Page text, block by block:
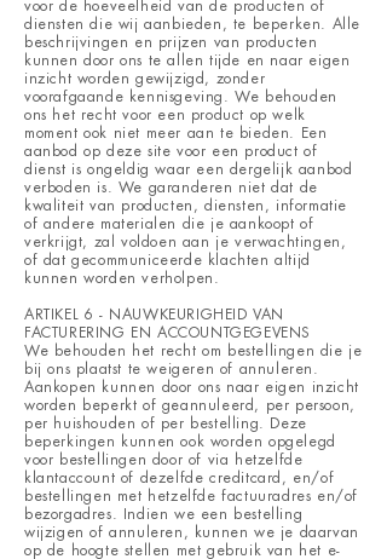
voor de hoeveelheid van de producten of
diensten die wij aanbieden, te beperken. Alle
beschrijvingen en prijzen van producten
kunnen door ons te allen tijde en naar eigen
inzicht worden gewijzigd, zonder
voorafgaande kennisgeving. We behouden
ons het recht voor een product op welk
moment ook niet meer aan te bieden. Een
aanbod op deze site voor een product of
dienst is ongeldig waar een dergelijk aanbod
verboden is. We garanderen niet dat de
kwaliteit van producten, diensten, informatie
of andere materialen die je aankoopt of
verkrijgt, zal voldoen aan je verwachtingen,
of dat gecommuniceerde klachten altijd
kunnen worden verholpen.
ARTIKEL 6 - NAUWKEURIGHEID VAN
FACTURERING EN ACCOUNTGEGEVENS
We behouden het recht om bestellingen die je
bij ons plaatst te weigeren of annuleren.
Aankopen kunnen door ons naar eigen inzicht
worden beperkt of geannuleerd, per persoon,
per huishouden of per bestelling. Deze
beperkingen kunnen ook worden opgelegd
voor bestellingen door of via hetzelfde
klantaccount of dezelfde creditcard, en/of
bestellingen met hetzelfde factuuradres en/of
bezorgadres. Indien we een bestelling
wijzigen of annuleren, kunnen we je daarvan
op de hoogte stellen met gebruik van het e-